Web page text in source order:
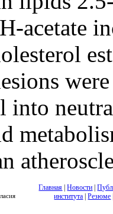
acetate
into
Главная |Новости |
института |Резюме